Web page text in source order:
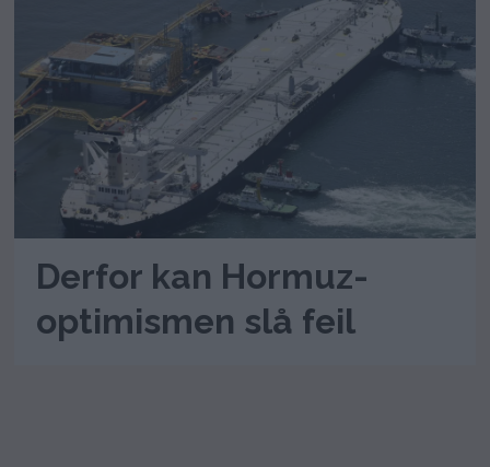
Derfor kan Hormuz-
optimismen slå feil